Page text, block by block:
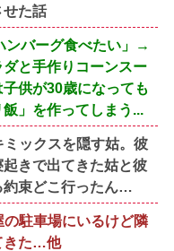
せた話
ンバーグ食べたい」→
と手作りコーンスー
供が30歳になっても
飯」を作ってしまう...
ックスを隠す姑。彼
きで出てきた姑と彼
束どこ行ったん…
駐車場にいるけど隣
きた…他